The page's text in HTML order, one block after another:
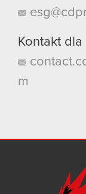
Kontakt dla
m